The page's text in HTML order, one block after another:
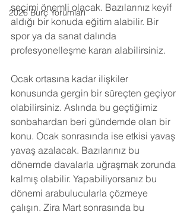
2026 Burç Yorumları
seçimi önemli olacak. Bazılarınız keyif
aldığı bir konuda eğitim alabilir. Bir
spor ya da sanat dalında
profesyonelleşme kararı alabilirsiniz.
Ocak ortasına kadar ilişkiler
konusunda gergin bir süreçten geçiyor
olabilirsiniz. Aslında bu geçtiğimiz
sonbahardan beri gündemde olan bir
konu. Ocak sonrasında ise etkisi yavaş
yavaş azalacak. Bazılarınız bu
dönemde davalarla uğraşmak zorunda
kalmış olabilir. Yapabiliyorsanız bu
dönemi arabulucularla çözmeye
çalışın. Zira Mart sonrasında bu